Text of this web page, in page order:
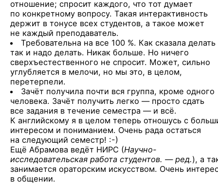
отношение; спросит каждого, что тот думает
по конкретному вопросу. Такая интерактивность
держит в тонусе всех студентов, а такое может
не каждый преподаватель.
Требовательна на все 100 %. Как сказала
так и надо делать. Никак больше. Но ничего
сверхъестественного не спросит. Может, сильно
углубляется в мелочи, но мы это, в целом,
перетерпели.
Зачёт получила почти вся группа, кроме одного
человека. Зачёт получить легко — просто сдать
все задания в течение семестра — и всё.
К английскому я в целом теперь отношусь с
интересом и пониманием. Очень рада остаться
на следующий семестр! :-)
Ещё Абрамова ведёт НИРС (Научно-
исследовательская работа студентов. — ред.), а
занимается ораторским искусством. Очень
в общении.